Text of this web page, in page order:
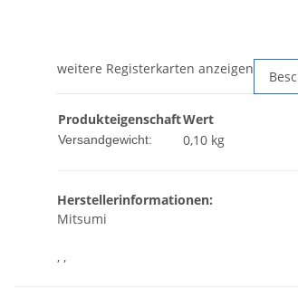
weitere Registerkarten anzeigen
ProdukteigenschaftWert
Versandgewicht: 0,10 kg
Herstellerinformationen:
Mitsumi
, ,